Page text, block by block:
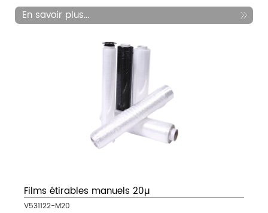
En savoir plus...
Films étirables manuels 20µ
V531122-M20